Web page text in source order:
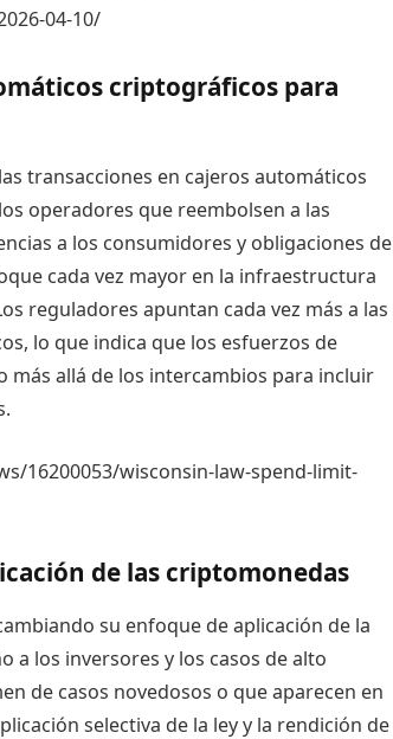
04-10/
criptográficos para
transacciones en cajeros automáticos
operadores que reembolsen a las
a los consumidores y obligaciones de
cada vez mayor en la infraestructura
reguladores apuntan cada vez más a las
lo que indica que los esfuerzos de
allá de los intercambios para incluir
16200053/wisconsin-law-spend-limit-
de las criptomonedas
su enfoque de aplicación de la
a los inversores y los casos de alto
de casos novedosos o que aparecen en
selectiva de la ley y la rendición de